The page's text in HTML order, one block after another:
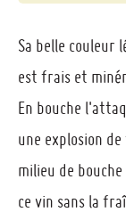
Sa belle couleur
est frais et
En bouche
une explosion
milieu de
ce vin sans la